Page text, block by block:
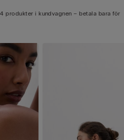
produkter i kundvagnen – betala bara för